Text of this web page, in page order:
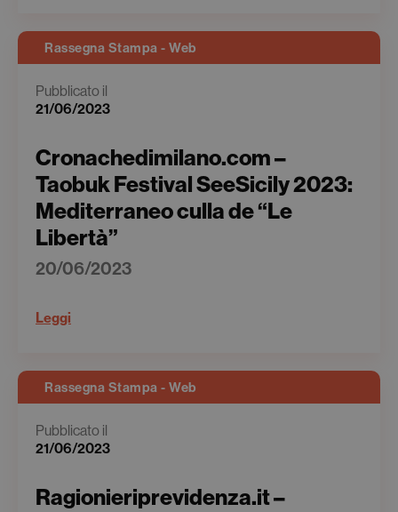
Rassegna Stampa - Web
Pubblicato il
21/06/2023
Cronachedimilano.com –
Taobuk Festival SeeSicily 2023:
Mediterraneo culla de “Le
Libertà”
20/06/2023
Leggi
Rassegna Stampa - Web
Pubblicato il
21/06/2023
Ragionieriprevidenza.it –